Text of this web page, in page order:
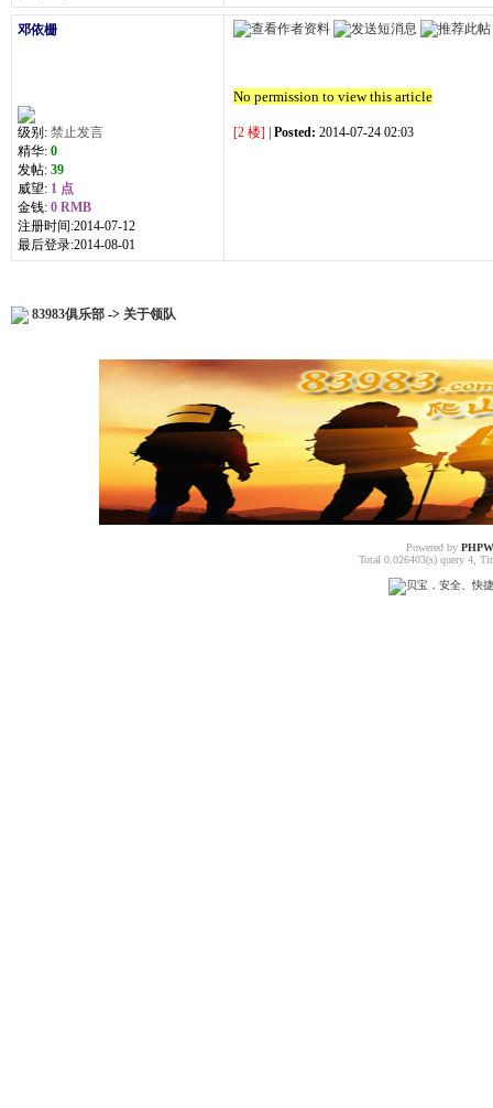
邓依栅
级别: 禁止发言
精华: 0
发帖: 39
威望: 1 点
金钱: 0 RMB
注册时间:2014-07-12
最后登录:2014-08-01
No permission to view this article
[2 楼] Posted: 2014-07-24 02:03
83983俱乐部 -> 关于领队
Powered by
Total 0.026403(s) query 4,